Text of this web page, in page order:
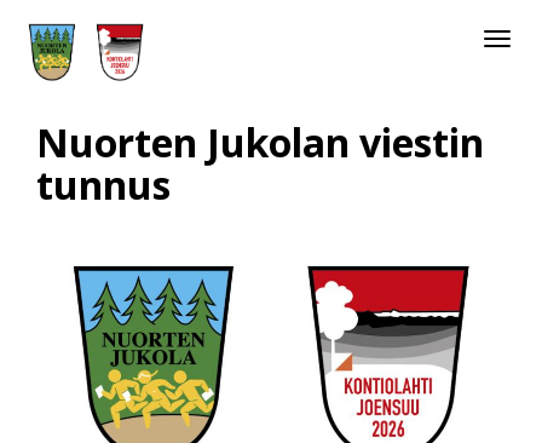
Toggle
Nuorten Jukolan viestin
tunnus